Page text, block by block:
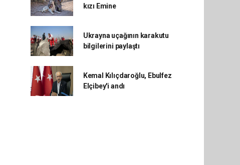
kızı Emine
Ukrayna uçağının karakutu
bilgilerini paylaştı
Kemal Kılıçdaroğlu, Ebulfez
Elçibey'i andı